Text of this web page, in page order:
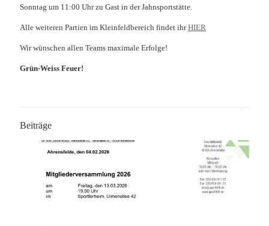
Sonntag um 11:00 Uhr zu Gast in der Jahnsportstätte.
Alle weiteren Partien im Kleinfeldbereich findet ihrHIER
Wir wünschen allen Teams maximale Erfolge!
Grün-Weiss Feuer!
Beiträge